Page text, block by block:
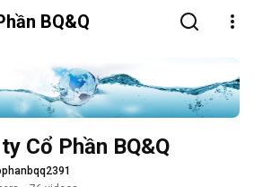
BQ&Q
Cổ Phần BQ&Q